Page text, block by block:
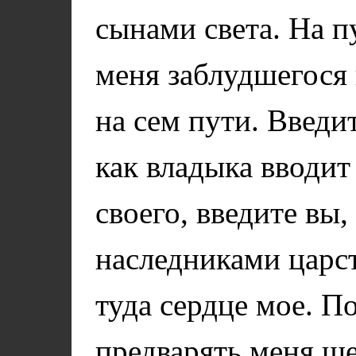
сынами света. На
меня
на сем пути.
как владыка
своего, введите
наследниками
туда сердце мое.